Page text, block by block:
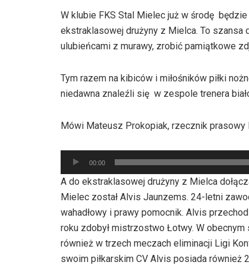
W klubie FKS Stal Mielec już w środę
ekstraklasowej drużyny z Mielca. To
ulubieńcami z murawy, zrobić pamiątkowe
Tym razem na kibiców i miłośników piłki
niedawna znaleźli się w zespole trenera
Mówi Mateusz Prokopiak, rzecznik prasowy
Odtwarzacz
plików
dźwiękowych
00:00
A do ekstraklasowej drużyny z Mielca
Mielec został Alvis Jaunzems. 24-letni
wahadłowy i prawy pomocnik. Alvis
roku zdobył mistrzostwo Łotwy. W
również w trzech meczach eliminacji Ligi
swoim piłkarskim CV Alvis posiada również